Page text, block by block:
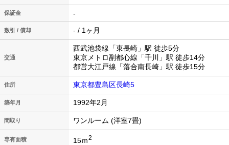
保証金 -
敷引 / 償却 - / 1ヶ月
交通
西武池袋線「東長崎」駅 徒歩5分
東京メトロ副都心線「千川」駅 徒歩14分
都営大江戸線「落合南長崎」駅 徒歩15分
住所 東京都豊島区長崎5
築年月 1992年2月
間取り ワンルーム (洋室7畳)
専有面積 15ｍ2